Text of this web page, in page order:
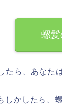
螺髪
たら、あなた
しかしたら、